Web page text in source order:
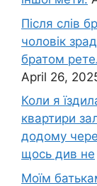
Після слів
чоловік
братом
April 26,
Коли я
квартири
додому
щось див не
Моїм